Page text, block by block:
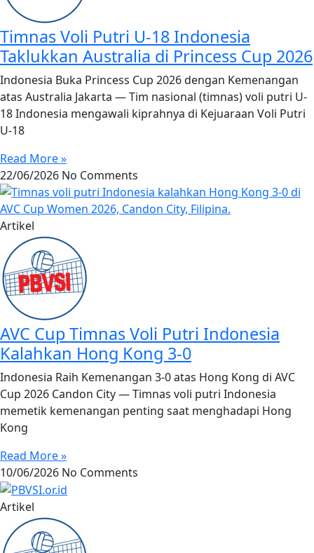
Timnas Voli Putri U-18 Indonesia
Taklukkan Australia di Princess Cup 2026
Indonesia Buka Princess Cup 2026 dengan Kemenangan
atas Australia Jakarta — Tim nasional (timnas) voli putri U-
18 Indonesia mengawali kiprahnya di Kejuaraan Voli Putri
U-18
Read More »
22/06/2026 No Comments
Artikel
AVC Cup Timnas Voli Putri Indonesia
Kalahkan Hong Kong 3-0
Indonesia Raih Kemenangan 3-0 atas Hong Kong di AVC
Cup 2026 Candon City — Timnas voli putri Indonesia
memetik kemenangan penting saat menghadapi Hong
Kong
Read More »
10/06/2026 No Comments
Artikel